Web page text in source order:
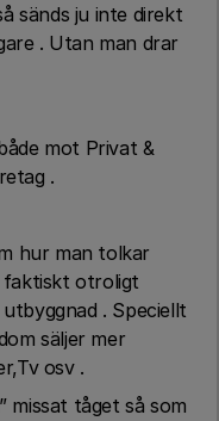
sänds ju inte direkt
. Utan man drar
mot Privat &
.
hur man tolkar
faktiskt otroligt
. Speciellt
säljer mer
osv .
missat tåget så som